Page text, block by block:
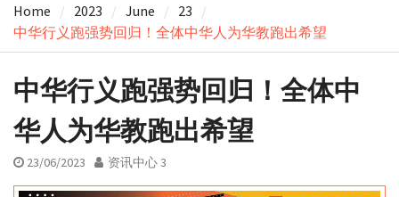
Home 2023 June
23
中华行义跑强势回归！全体中华人为华教跑出希望
中华行义跑强势回归！全体中
华人为华教跑出希望
23/06/2023 资讯中心 3